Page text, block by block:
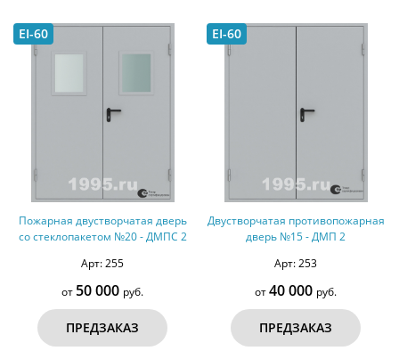
EI-60
Пожарная двустворчатая дверь
со стеклопакетом №20 - ДМПС 2
Арт: 255
от 50 000 руб.
ПРЕДЗАКАЗ
EI-60
Двустворчатая противопожарная
дверь №15 - ДМП 2
Арт: 253
от40 000 руб.
ПРЕДЗАКАЗ